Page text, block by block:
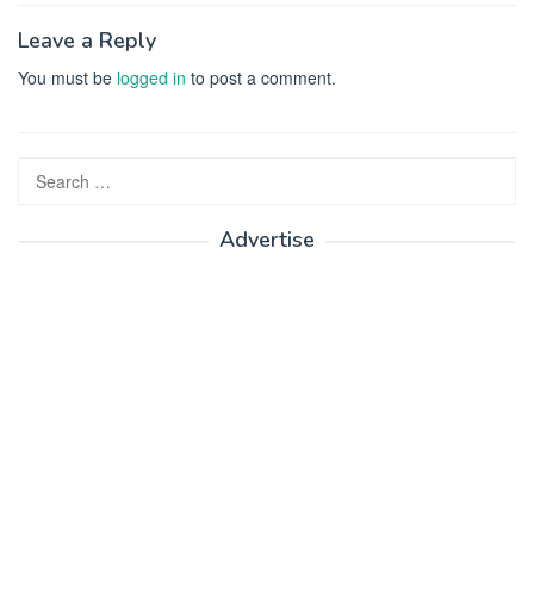
Leave a Reply
You must be logged in to post a comment.
Search
Advertise